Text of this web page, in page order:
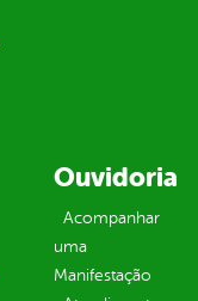
Ouvidoria
Acompanhar
uma
Manifestação